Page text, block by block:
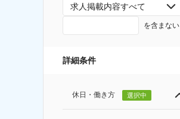
求人掲載内容すべて
を含まない
詳細条件
休日・働き方 選択中